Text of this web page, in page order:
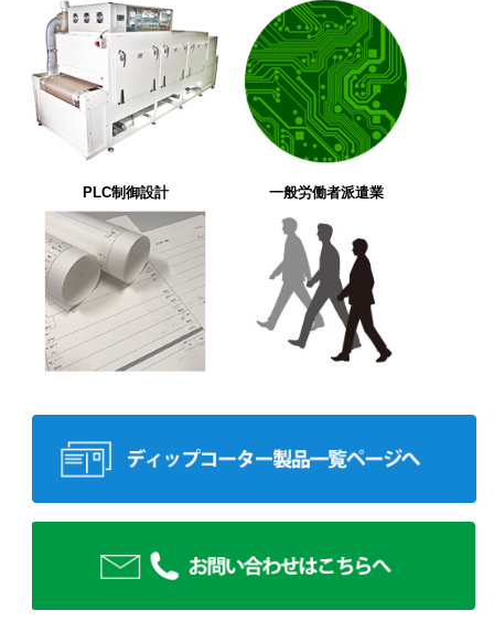
PLC制御設計 一般労働者派遣業